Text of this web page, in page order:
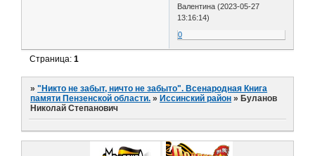
Валентина (2023-05-27
13:16:14)
0
Страница:1
»"Никто не забыт, ничто не забыто". Всенародная Книга
памяти Пензенской области. » Иссинский район » Буланов
Николай Степанович